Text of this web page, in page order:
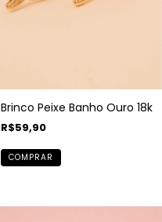
Brinco Peixe Banho Ouro 18k
R$59,90
COMPRAR